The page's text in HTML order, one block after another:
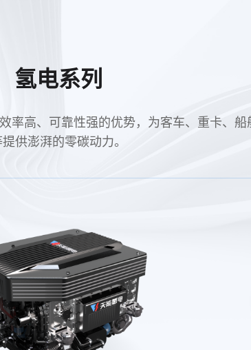
氢电系列
率高、可靠性强的优势，为客车、重卡、
供澎湃的零碳动力。